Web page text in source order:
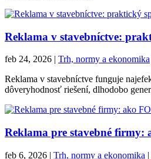
Reklama v stavebníctve:
feb 24, 2026 Trh, normy a ekonomika
Reklama v stavebníctve funguje
dôveryhodnosť riešení, dlhodobo
Reklama pre stavebné firmy:
feb 6, 2026 | Trh, normy a ekonomika |